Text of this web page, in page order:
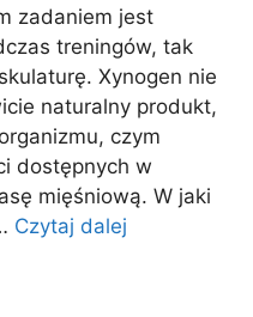
zadaniem jest
treningów, tak
Xynogen nie
naturalny produkt,
czym
dostępnych w
mięśniową. W jaki
Czytaj dalej